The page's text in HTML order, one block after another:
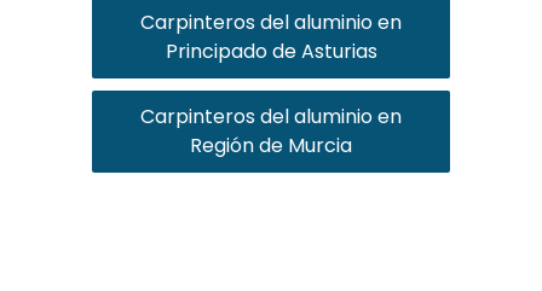
Carpinteros del aluminio en
Principado de Asturias
Carpinteros del aluminio en
Región de Murcia